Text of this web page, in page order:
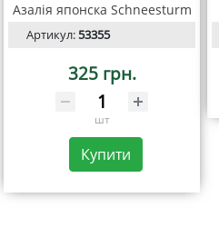
Азалія японска Schneesturm
Артикул:53355
325 грн.
шт
Купити